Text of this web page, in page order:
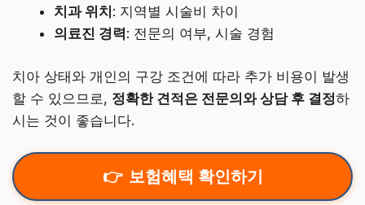
치과 위치 : 지역별 시술비 차이
의료진 경력: 전문의 여부, 시술 경험
치아 상태와 개인의 구강 조건에 따라 추가 비용이 발생
할 수 있으므로, 정확한 견적은 전문의와 상담 후 결정하
시는 것이 좋습니다.
보험혜택 확인하기